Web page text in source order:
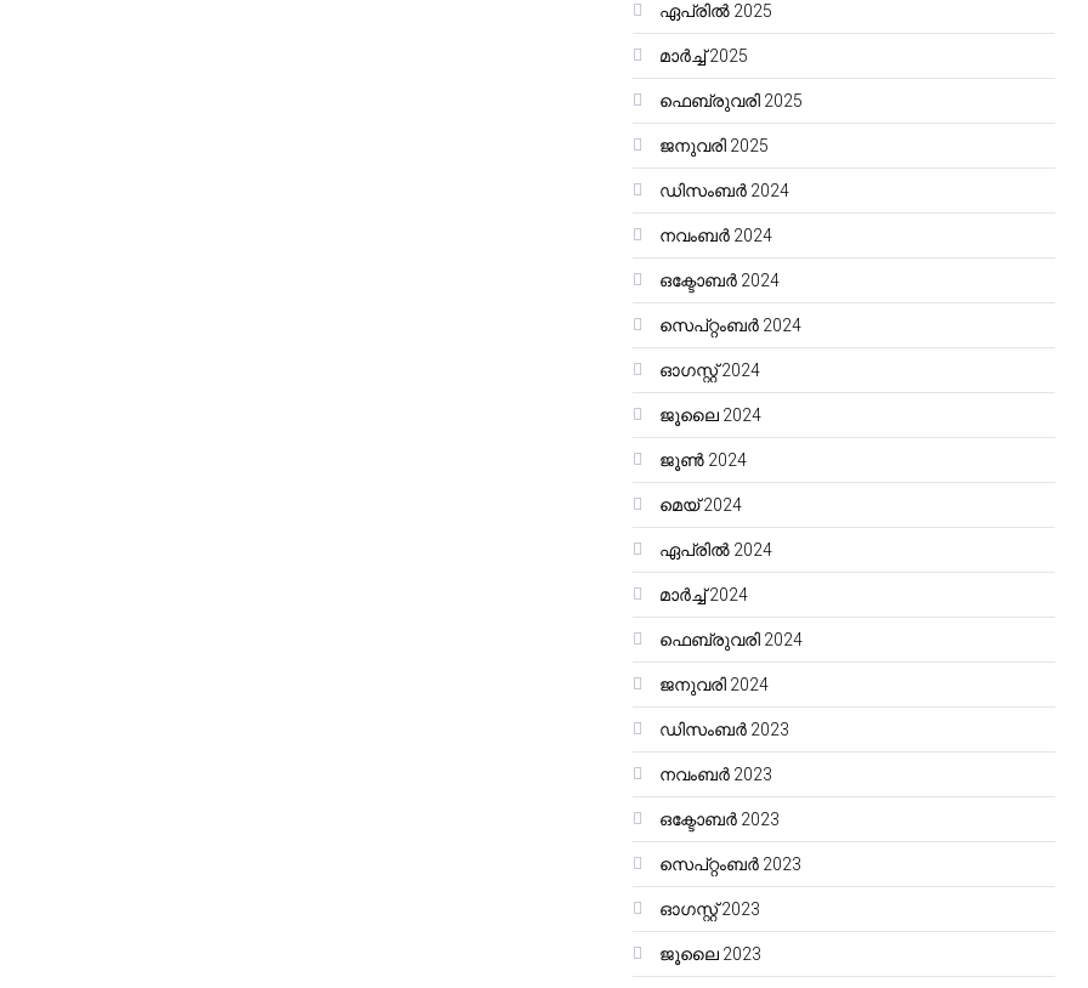
ഏപ്രിൽ 2025
മാർച്ച്‌ 2025
ഫെബ്രുവരി 2025
ജനുവരി 2025
ഡിസംബർ 2024
നവംബർ 2024
ഒക്ടോബർ 2024
സെപ്റ്റംബർ 2024
ഓഗസ്റ്റ്‌ 2024
ജൂലൈ 2024
ജൂൺ 2024
മെയ്‌ 2024
ഏപ്രിൽ 2024
മാർച്ച്‌ 2024
ഫെബ്രുവരി 2024
ജനുവരി 2024
ഡിസംബർ 2023
നവംബർ 2023
ഒക്ടോബർ 2023
സെപ്റ്റംബർ 2023
ഓഗസ്റ്റ്‌ 2023
ജൂലൈ 2023